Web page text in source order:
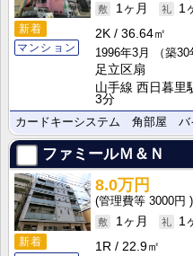
新着
マンション
1ヶ月
1
2K
36.64㎡
1996年3月
（築30
足立区扇
山手線 西日暮里
3分
カードキーシステム 角部屋 バ
ファミールＭ＆Ｎ
新着
8.0万円
3000円
1ヶ月
1
1R
22.9㎡